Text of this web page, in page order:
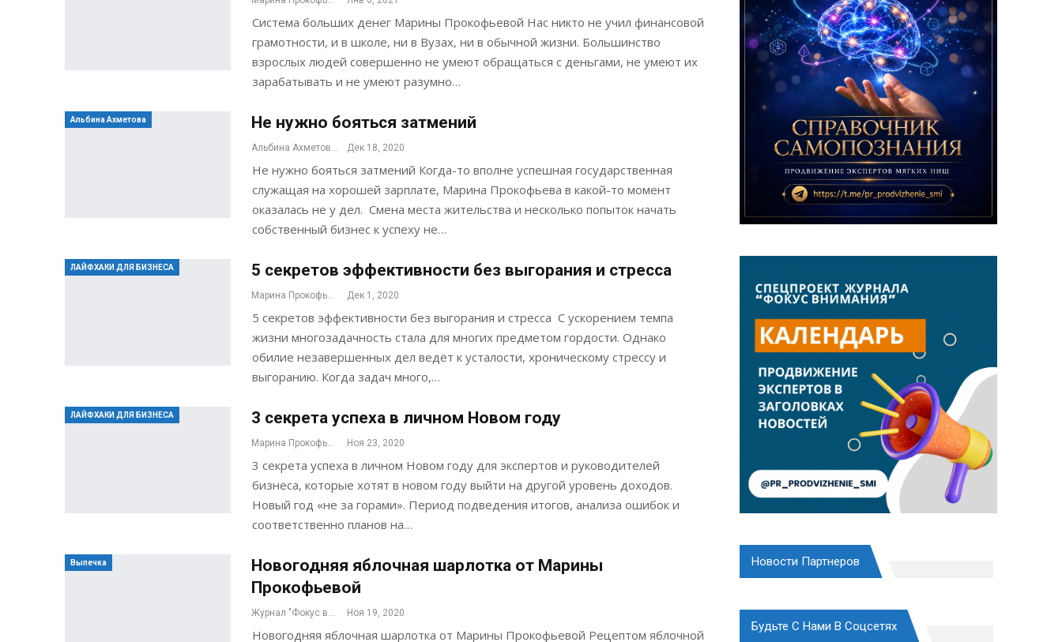
Система больших денег Марины Прокофьевой Нас никто не учил финансовой
грамотности, и в школе, ни в Вузах, ни в обычной жизни. Большинство
взрослых людей совершенно не умеют обращаться с деньгами, не умеют их
зарабатывать и не умеют разумно…
Альбина Ахметова Не нужно бояться затмений
Альбина Ахметова Дек 18, 2020
Не нужно бояться затмений Когда-то вполне успешная государственная
служащая на хорошей зарплате, Марина Прокофьева в какой-то момент
оказалась не у дел. Смена места жительства и несколько попыток начать
собственный бизнес к успеху не…
ЛАЙФХАКИ ДЛЯ БИЗНЕСА 5 секретов эффективности без выгорания и стресса
Марина Прокофьева Дек 1, 2020
5 секретов эффективности без выгорания и стресса С ускорением темпа
жизни многозадачность стала для многих предметом гордости. Однако
обилие незавершенных дел ведёт к усталости, хроническому стрессу и
выгоранию. Когда задач много,…
ЛАЙФХАКИ ДЛЯ БИЗНЕСА 3 секрета успеха в личном Новом году
Марина Прокофьева Ноя 23, 2020
3 секрета успеха в личном Новом году для экспертов и руководителей
бизнеса, которые хотят в новом году выйти на другой уровень доходов.
Новый год «не за горами». Период подведения итогов, анализа ошибок и
соответственно планов на…
Выпечка
Новогодняя яблочная шарлотка от Марины
Прокофьевой
Журнал "Фокус внимания" Ноя 19, 2020
Новогодняя яблочная шарлотка от Марины Прокофьевой Рецептом яблочной
Новости Партнеров
Будьте С Нами В Соцсетях